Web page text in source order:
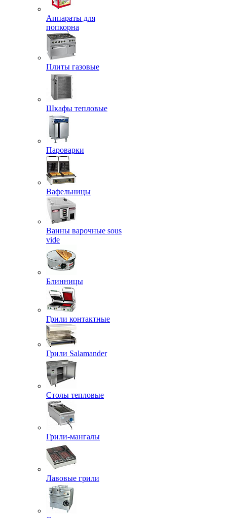
Аппараты для
попкорна
Плиты газовые
Шкафы тепловые
Пароварки
Вафельницы
Ванны варочные sous
vide
Блинницы
Грили контактные
Грили Salamander
Столы тепловые
Грили-мангалы
Лавовые грили